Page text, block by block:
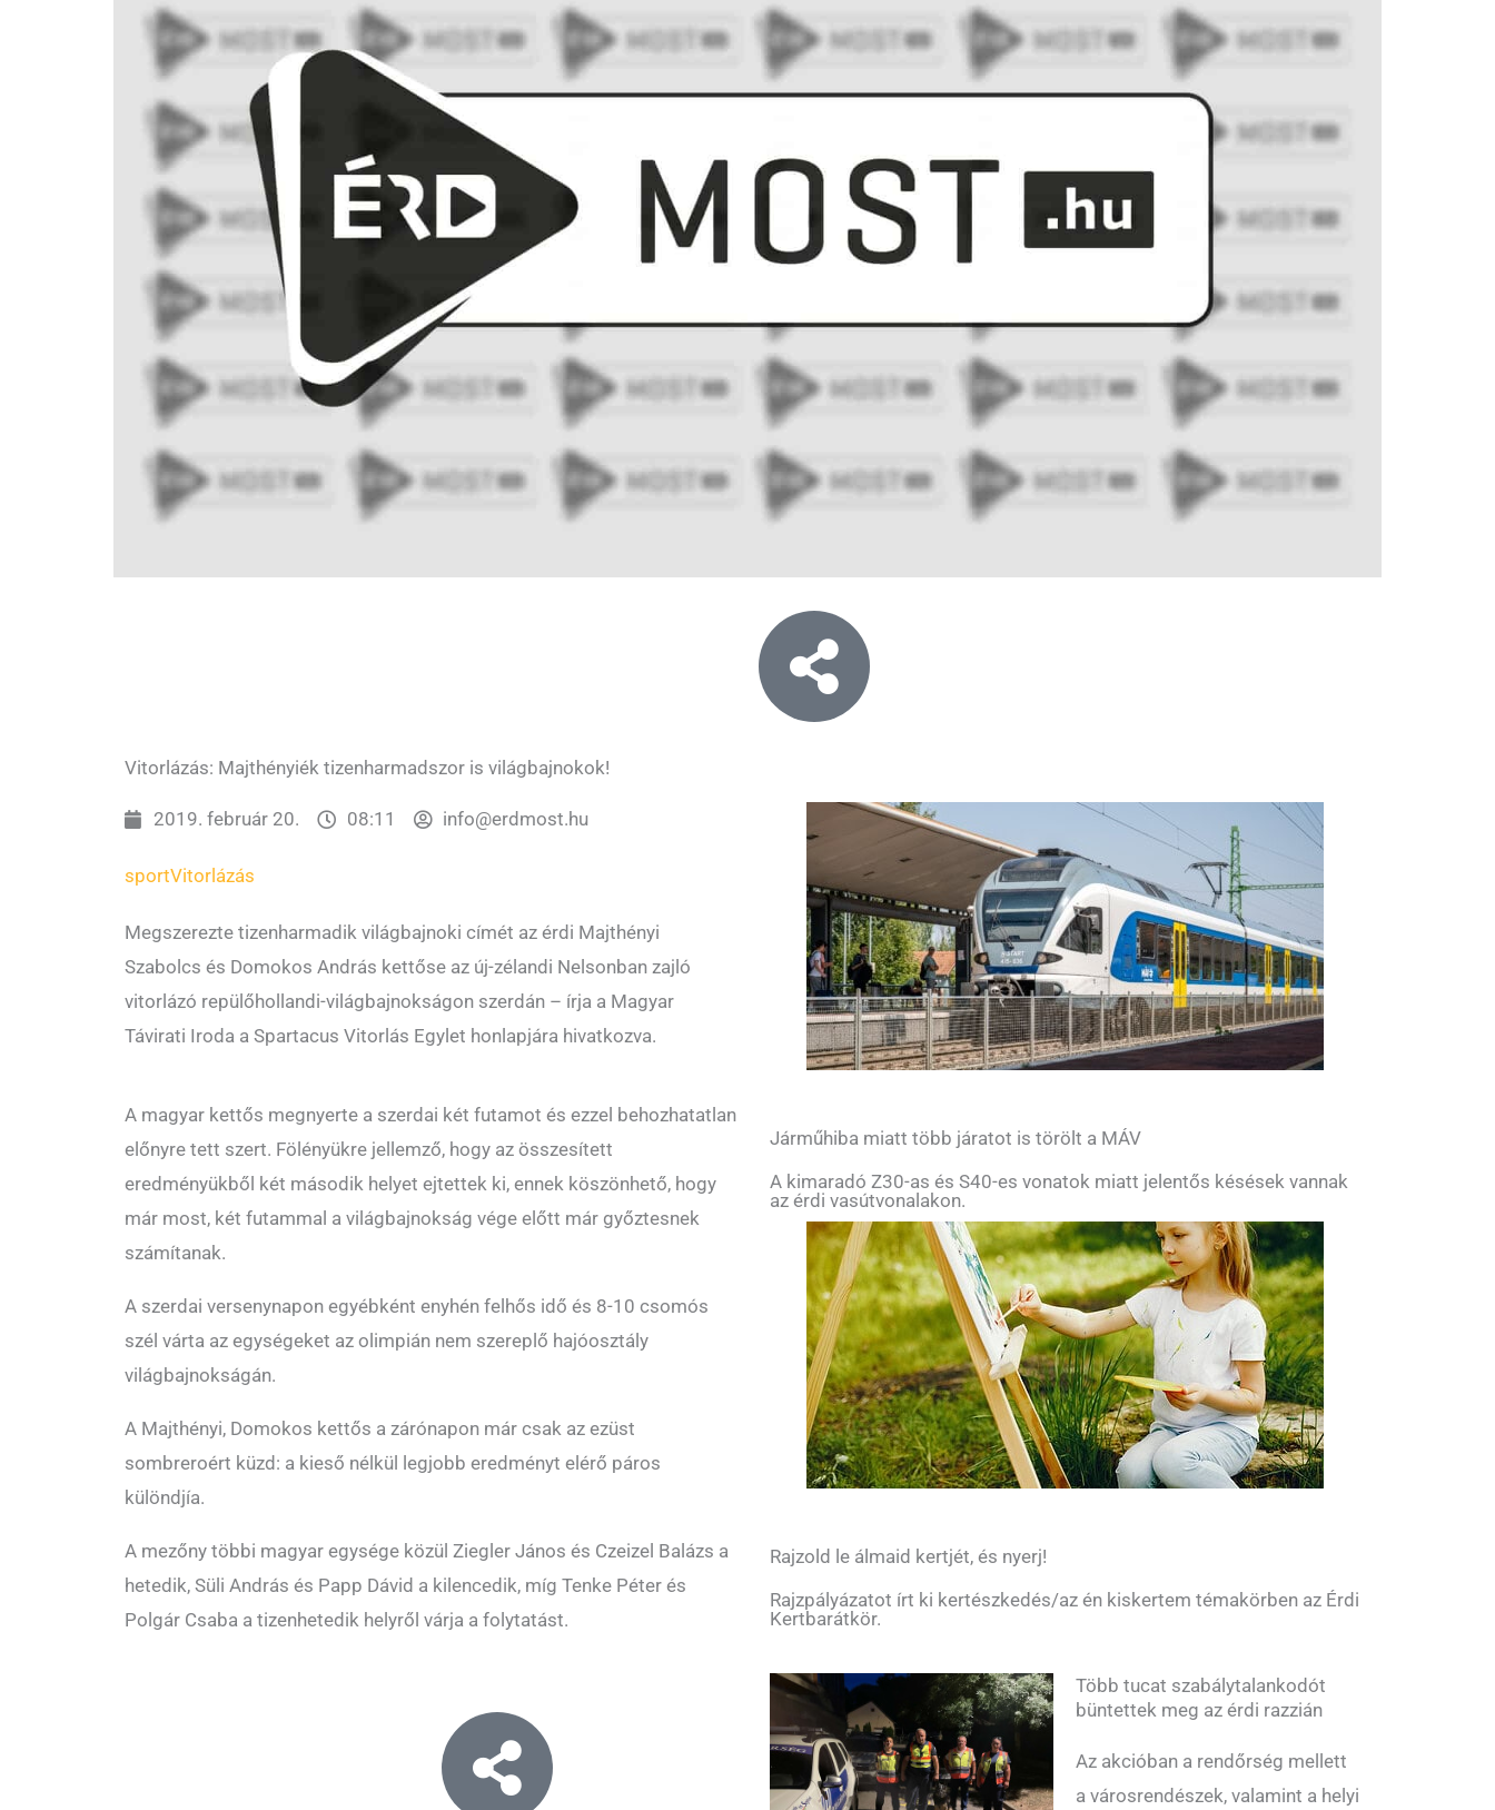
Vitorlázás: Majthényiék tizenharmadszor is világbajnokok!
2019. február 20. 08:11 info@erdmost.hu
sportVitorlázás
Megszerezte tizenharmadik világbajnoki címét az érdi Majthényi
Szabolcs és Domokos András kettőse az új-zélandi Nelsonban zajló
vitorlázó repülőhollandi-világbajnokságon szerdán – írja a Magyar
Távirati Iroda a Spartacus Vitorlás Egylet honlapjára hivatkozva.
A magyar kettős megnyerte a szerdai két futamot és ezzel behozhatatlan
előnyre tett szert. Fölényükre jellemző, hogy az összesített
eredményükből két második helyet ejtettek ki, ennek köszönhető, hogy
már most, két futammal a világbajnokság vége előtt már győztesnek
számítanak.
A szerdai versenynapon egyébként enyhén felhős idő és 8-10 csomós
szél várta az egységeket az olimpián nem szereplő hajóosztály
világbajnokságán.
A Majthényi, Domokos kettős a zárónapon már csak az ezüst
sombreroért küzd: a kieső nélkül legjobb eredményt elérő páros
különdjía.
A mezőny többi magyar egysége közül Ziegler János és Czeizel Balázs a
hetedik, Süli András és Papp Dávid a kilencedik, míg Tenke Péter és
Polgár Csaba a tizenhetedik helyről várja a folytatást.
Járműhiba miatt több járatot is törölt a MÁV
A kimaradó Z30-as és S40-es vonatok miatt jelentős késések vannak
az érdi vasútvonalakon.
Rajzold le álmaid kertjét, és nyerj!
Rajzpályázatot írt ki kertészkedés/az én kiskertem témakörben az Érdi
Kertbarátkör.
Több tucat szabálytalankodót
büntettek meg az érdi razzián
Az akcióban a rendőrség mellett
a városrendészek, valamint a helyi